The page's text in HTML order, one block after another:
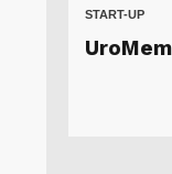
START-UP